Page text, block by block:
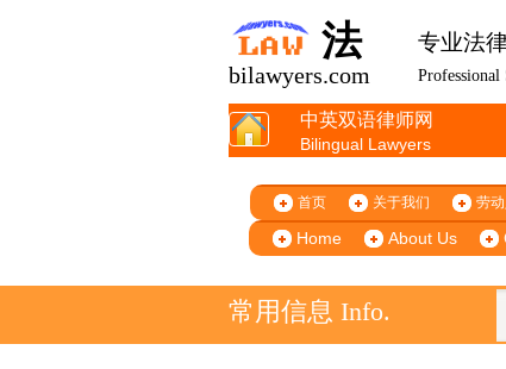
法 专业法
bilawyers.com
中英双语律师网
Bilingual Lawyers
首页 关于我们 劳
Home About Us
常用信息 Info.